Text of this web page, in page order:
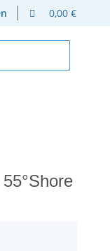
0,00 €